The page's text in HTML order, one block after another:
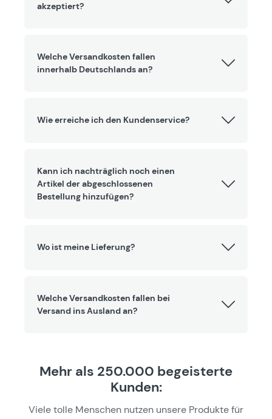
akzeptiert?
Welche Versandkosten fallen
innerhalb Deutschlands an?
Wie erreiche ich den Kundenservice?
Kann ich nachträglich noch einen
Artikel der abgeschlossenen
Bestellung hinzufügen?
Wo ist meine Lieferung?
Welche Versandkosten fallen bei
Versand ins Ausland an?
Mehr als 250.000 begeisterte
Kunden:
Viele tolle Menschen nutzen unsere Produkte für